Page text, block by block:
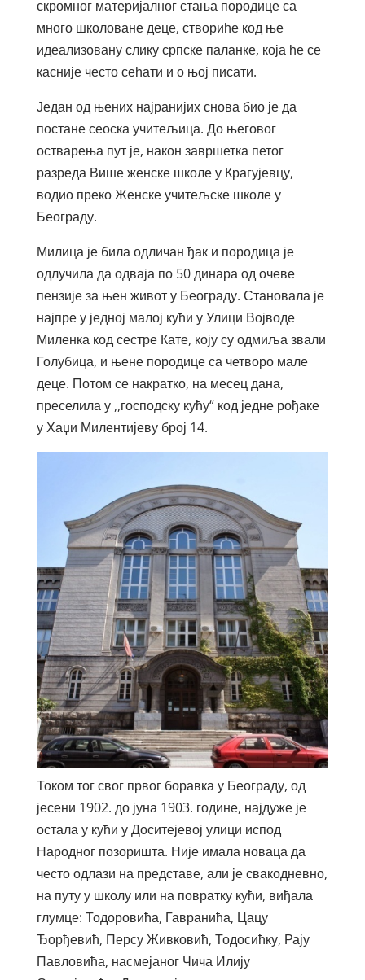
скромног материјалног стања породице са
много школоване деце, створиће код ње
идеализовану слику српске паланке, која ће се
касније често сећати и о њој писати.
Један од њених најранијих снова био је да
постане сеоска учитељица. До његовог
остварења пут је, након завршетка петог
разреда Више женске школе у Крагујевцу,
водио преко Женске учитељске школе у
Београду.
Милица је била одличан ђак и породица је
одлучила да одваја по 50 динара од очеве
пензије за њен живот у Београду. Становала је
најпре у једној малој кући у Улици Војводе
Миленка код сестре Кате, коју су одмиља звали
Голубица, и њене породице са четворо мале
деце. Потом се накратко, на месец дана,
преселила у ,,господску кућу“ код једне рођаке
у Хаџи Милентијеву број 14.
Током тог свог првог боравка у Београду, од
јесени 1902. до јуна 1903. године, најдуже је
остала у кући у Доситејевој улици испод
Народног позоришта. Није имала новаца да
често одлази на представе, али је свакодневно,
на путу у школу или на повратку кући, виђала
глумце: Тодоровића, Гавранића, Цацу
Ђорђевић, Персу Живковић, Тодосићку, Рају
Павловића, насмејаног Чича Илију